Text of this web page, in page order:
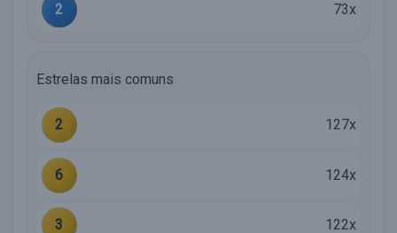
2 73x
Estrelas mais comuns
2 127x
6 124x
3 122x